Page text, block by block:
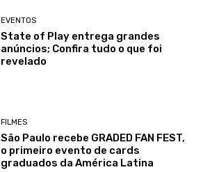
EVENTOS
State of Play entrega grandes
anúncios; Confira tudo o que foi
revelado
FILMES
São Paulo recebe GRADED FAN FEST,
o primeiro evento de cards
graduados da América Latina